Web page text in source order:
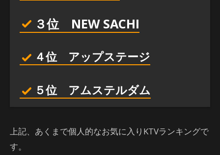
３位 NEW SACHI
４位 アップステージ
５位 アムステルダム
上記、あくまで個人的なお気に入りKTVランキングで
す。